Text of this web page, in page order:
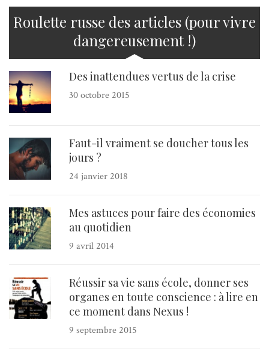
Roulette russe des articles (pour vivre
dangereusement !)
Des inattendues vertus de la crise
30 octobre 2015
Faut-il vraiment se doucher tous les
jours ?
24 janvier 2018
Mes astuces pour faire des économies
au quotidien
9 avril 2014
Réussir sa vie sans école, donner ses
organes en toute conscience : à lire en
ce moment dans Nexus !
9 septembre 2015